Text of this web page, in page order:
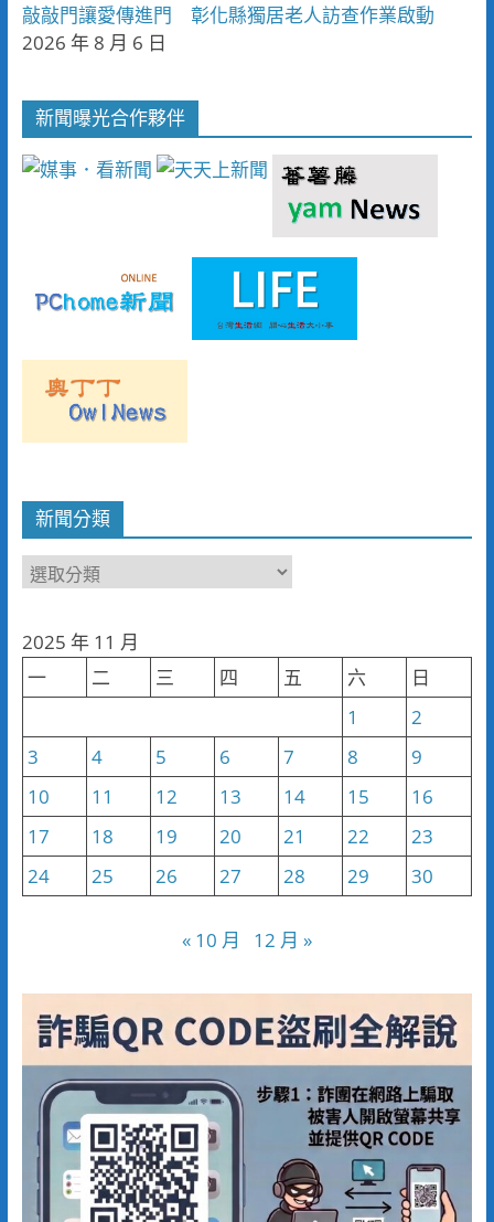
敲敲門讓愛傳進門 彰化縣獨居老人訪查作業啟動
2026 年 8 月 6 日
新聞曝光合作夥伴
新聞分類
新
類
2025 年 11 月
一
二 三 四 五 六
日
1
2
3
4 5 6 7 8
9
10
11 12 13 14 15
16
17
18 19 20 21 22
23
24
25 26 27 28 29 30
« 10 月 12 月 »